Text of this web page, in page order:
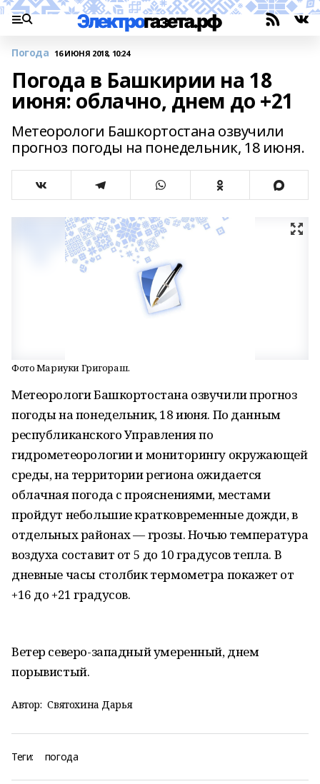
Погода 16 ИЮНЯ 2018, 10:24
Погода в Башкирии на 18
июня: облачно, днем до +21
Метеорологи Башкортостана озвучили
прогноз погоды на понедельник, 18 июня.
Фото Мариуки Григораш.
Метеорологи Башкортостана озвучили прогноз
погоды на понедельник, 18 июня. По данным
республиканского Управления по
гидрометеорологии и мониторингу окружающей
среды, на территории региона ожидается
облачная погода с прояснениями, местами
пройдут небольшие кратковременные дожди, в
отдельных районах — грозы. Ночью температура
воздуха составит от 5 до 10 градусов тепла. В
дневные часы столбик термометра покажет от
+16 до +21 градусов.
Ветер северо-западный умеренный, днем
порывистый.
Автор: Святохина Дарья
Теги: погода